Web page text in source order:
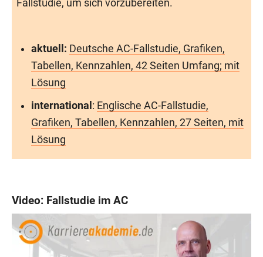
Fallstudie, um sich vorzubereiten.
aktuell: Deutsche AC-Fallstudie, Grafiken,
Tabellen, Kennzahlen, 42 Seiten Umfang; mit
Lösung
international : Englische AC-Fallstudie,
Grafiken, Tabellen, Kennzahlen, 27 Seiten, mit
Lösung
Video: Fallstudie im AC